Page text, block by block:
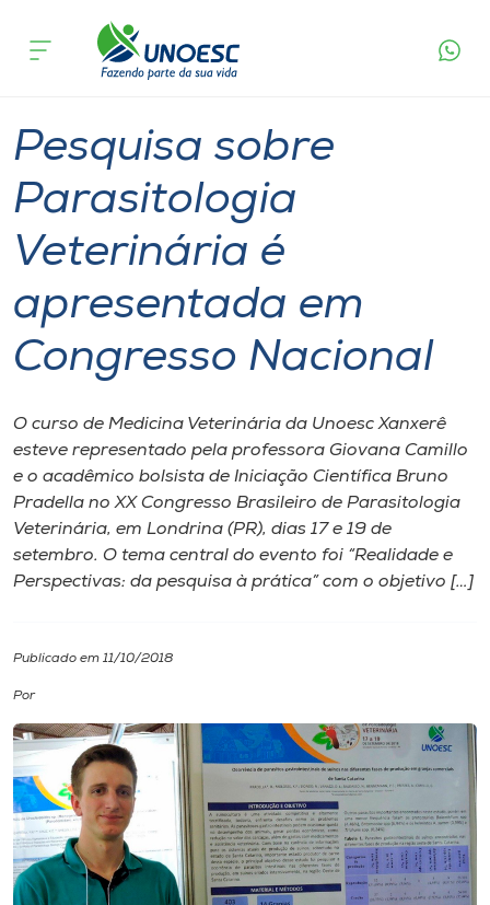
Cursos
Pesquisa
Atendimento ao Estudante
Portal de Ensino
Internacionalização
I.nova
Cultura
CPA
Biblioteca
Editora
acontece
Pesquisa sobre
Parasitologia
Veterinária é
apresentada em
Congresso Nacional
O curso de Medicina Veterinária da Unoesc Xanxerê
esteve representado pela professora Giovana Camillo
e o acadêmico bolsista de Iniciação Científica Bruno
Pradella no XX Congresso Brasileiro de Parasitologia
Veterinária, em Londrina (PR), dias 17 e 19 de
setembro. O tema central do evento foi “Realidade e
Perspectivas: da pesquisa à prática” com o objetivo […]
Publicado em 11/10/2018
Por